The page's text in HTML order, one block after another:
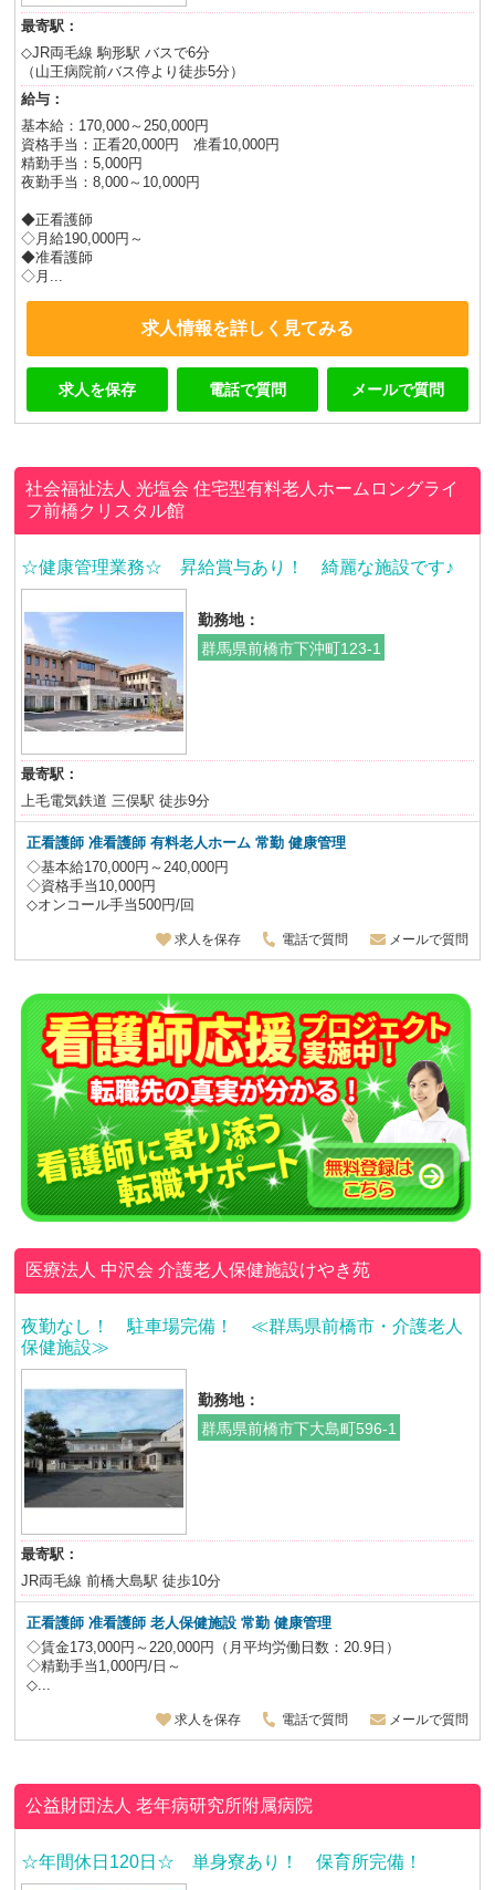
最寄駅：
◇JR両毛線 駒形駅 バスで6分
（山王病院前バス停より徒歩5分）
給与：
基本給：170,000～250,000円
資格手当：正看20,000円 准看10,000円
精勤手当：5,000円
夜勤手当：8,000～10,000円
◆正看護師
◇月給190,000円～
◆准看護師
◇月...
求人情報を詳しく見てみる
求人を保存 電話で質問 メールで質問
社会福祉法人 光塩会住宅型有料老人ホームロングライ
フ前橋クリスタル館
☆健康管理業務☆ 昇給賞与あり！ 綺麗な施設です♪
勤務地：
群馬県前橋市下沖町123-1
最寄駅：
上毛電気鉄道 三俣駅 徒歩9分
正看護師 准看護師 有料老人ホーム 常勤 健康管理
◇基本給170,000円～240,000円
◇資格手当10,000円
◇オンコール手当500円/回
求人を保存 電話で質問 メールで質問
医療法人 中沢会介護老人保健施設けやき苑
夜勤なし！ 駐車場完備！ ≪群馬県前橋市・介護老人
保健施設≫
勤務地：
群馬県前橋市下大島町596-1
最寄駅：
JR両毛線 前橋大島駅 徒歩10分
正看護師 准看護師 老人保健施設 常勤 健康管理
◇賃金173,000円～220,000円（月平均労働日数：20.9日）
◇精勤手当1,000円/日～
◇...
求人を保存 電話で質問 メールで質問
公益財団法人老年病研究所附属病院
☆年間休日120日☆ 単身寮あり！ 保育所完備！